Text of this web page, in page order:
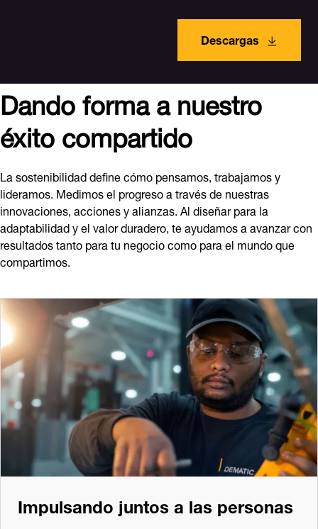
Descargas
Dando forma a nuestro
éxito compartido
La sostenibilidad define cómo pensamos, trabajamos y
lideramos. Medimos el progreso a través de nuestras
innovaciones, acciones y alianzas. Al diseñar para la
adaptabilidad y el valor duradero, te ayudamos a avanzar con
resultados tanto para tu negocio como para el mundo que
compartimos.
Impulsando juntos a las personas